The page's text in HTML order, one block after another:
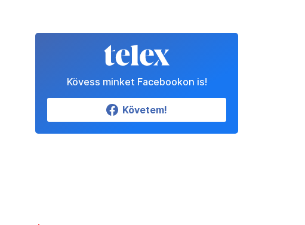
Kövess minket Facebookon is!
Követem!